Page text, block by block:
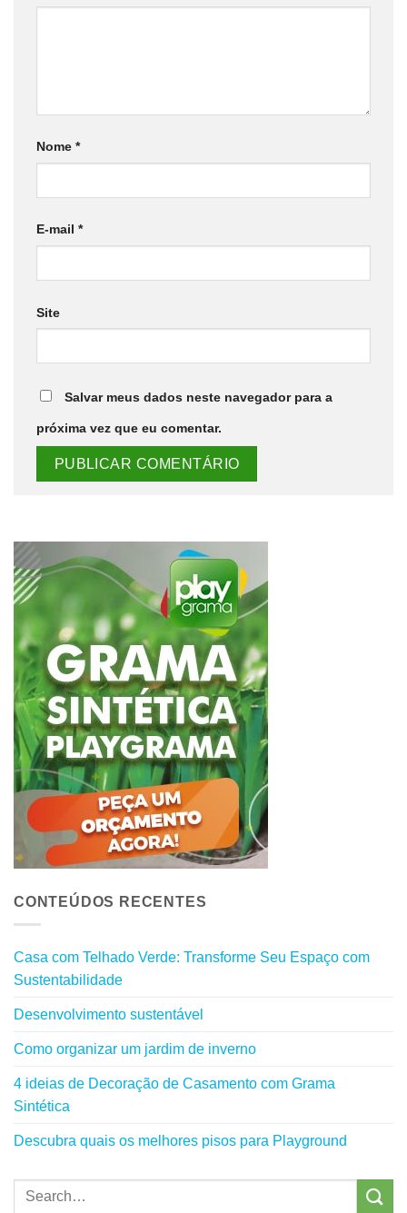
Nome *
E-mail *
Site
Salvar meus dados neste navegador para a
próxima vez que eu comentar.
CONTEÚDOS RECENTES
Casa com Telhado Verde: Transforme Seu Espaço com
Sustentabilidade
Desenvolvimento sustentável
Como organizar um jardim de inverno
4 ideias de Decoração de Casamento com Grama
Sintética
Descubra quais os melhores pisos para Playground